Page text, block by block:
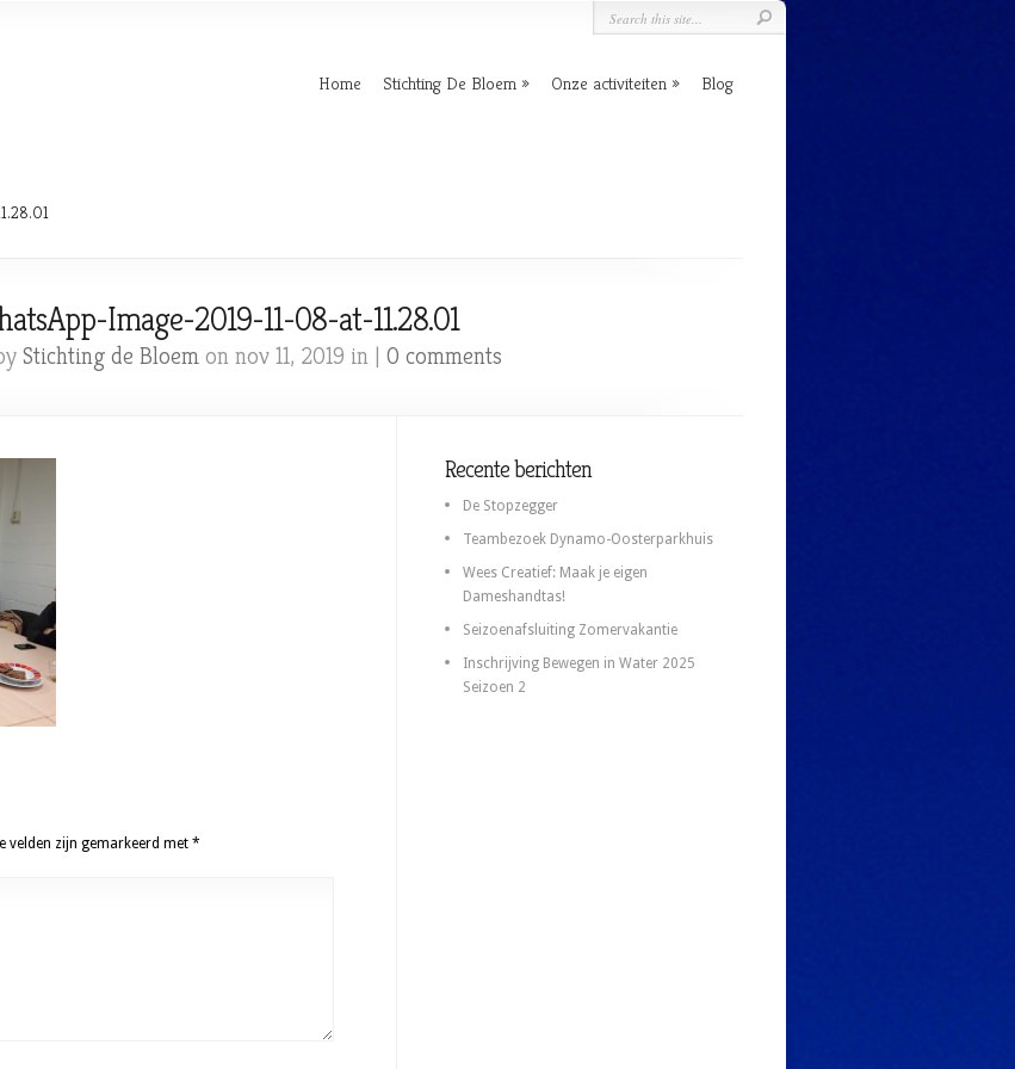
Home Stichting De Bloem Onze activiteiten Blog
Image-2019-11-08-at-11.28.01
Stichting de Bloem on nov 11, 2019 in | 0 comments
velden zijn gemarkeerd met *
Recente berichten
De Stopzegger
Teambezoek Dynamo-Oosterparkhuis
Wees Creatief: Maak je eigen
Dameshandtas!
Seizoenafsluiting Zomervakantie
Inschrijving Bewegen in Water 2025
Seizoen 2